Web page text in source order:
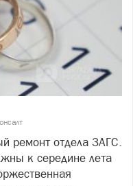
ремонт отдела ЗАГС.
к середине лета